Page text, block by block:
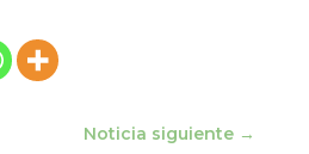
Noticia siguiente →